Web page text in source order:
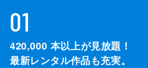
01
420,000 本以上が見放題！
最新レンタル作品も充実。